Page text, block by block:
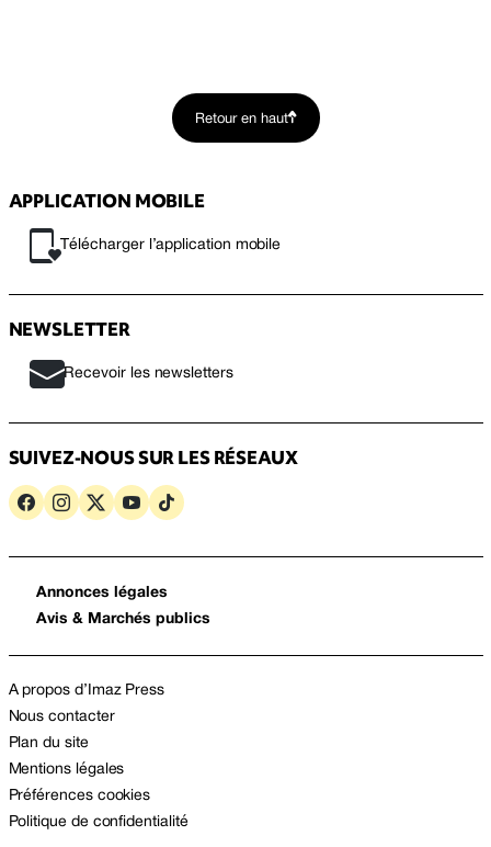
Retour en haut
APPLICATION MOBILE
Télécharger l’application mobile
NEWSLETTER
Recevoir les newsletters
SUIVEZ-NOUS SUR LES RÉSEAUX
Annonces légales
Avis & Marchés publics
A propos d’Imaz Press
Nous contacter
Plan du site
Mentions légales
Préférences cookies
Politique de confidentialité